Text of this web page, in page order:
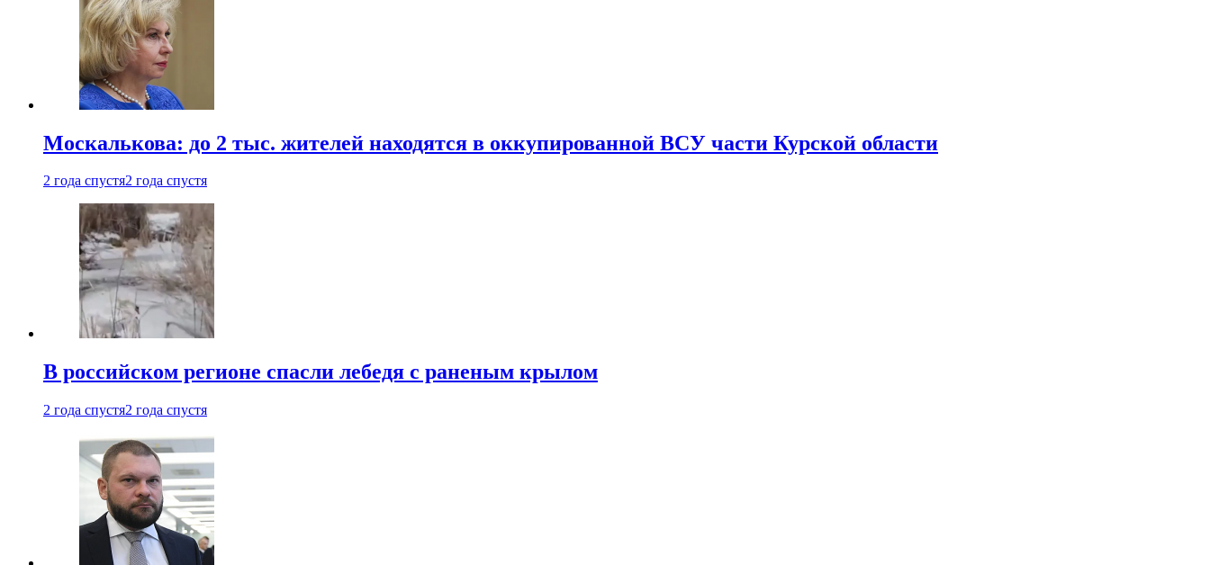
Москалькова: до 2 тыс. жителей находятся в оккупированной ВСУ части Курской области
2 года спустя2 года спустя
В российском регионе спасли лебедя с раненым крылом
2 года спустя2 года спустя